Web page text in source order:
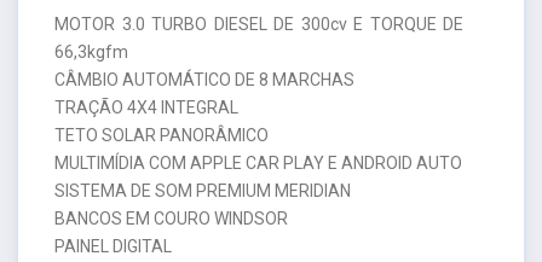
MOTOR 3.0 TURBO DIESEL DE 300cv E TORQUE DE
66,3kgfm
CÂMBIO AUTOMÁTICO DE 8 MARCHAS
TRAÇÃO 4X4 INTEGRAL
TETO SOLAR PANORÂMICO
MULTIMÍDIA COM APPLE CAR PLAY E ANDROID AUTO
SISTEMA DE SOM PREMIUM MERIDIAN
BANCOS EM COURO WINDSOR
PAINEL DIGITAL